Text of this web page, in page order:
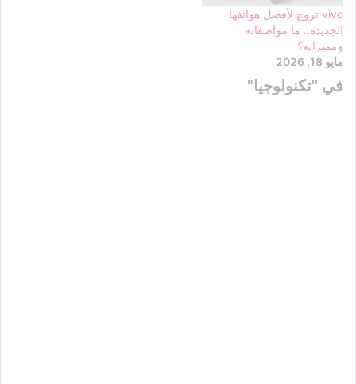
vivo تروج لأفضل هواتفها
الجديدة.. ما مواصفاته
ومميزاته؟
مايو 18, 2026
في "تكنولوجيا"